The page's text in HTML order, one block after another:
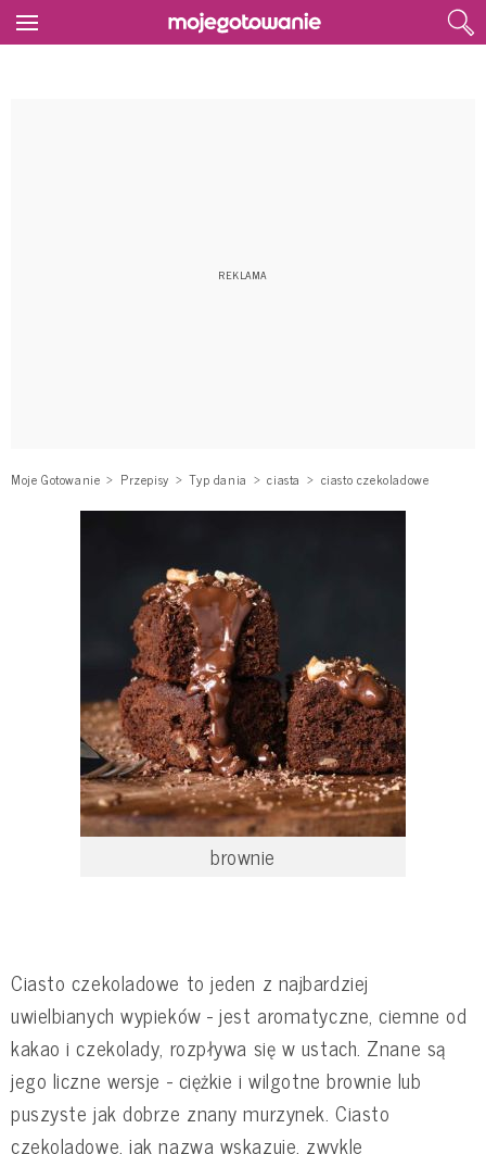
Moje Gotowanie Przepisy Typ dania ciasta ciasto czekoladowe
brownie
Ciasto czekoladowe to jeden z najbardziej
uwielbianych wypieków - jest aromatyczne, ciemne od
kakao i czekolady, rozpływa się w ustach. Znane są
jego liczne wersje - ciężkie i wilgotne brownie lub
puszyste jak dobrze znany murzynek. Ciasto
czekoladowe, jak nazwa wskazuje, zwykle